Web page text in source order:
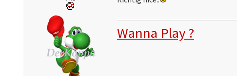
Wanna Play ?